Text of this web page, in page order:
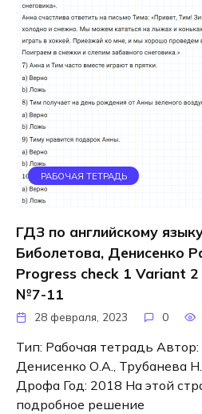
РАБОЧАЯ ТЕТРАДЬ
ГДЗ по английскому
Биболетова, Денисенко
Progress check 1 Variant
№7-11
28 февраля, 2023 0
Тип: Рабочая тетрадь
Денисенко О.А., Трубанева
Дрофа Год: 2018 На этой
подробное решение